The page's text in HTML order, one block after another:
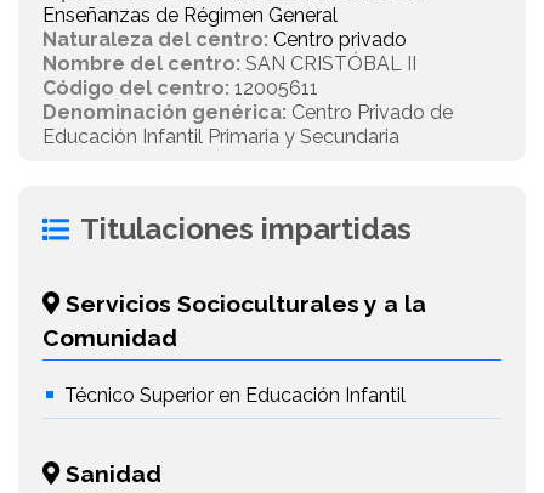
Enseñanzas de Régimen General
Naturaleza del centro: Centro privado
Nombre del centro: SAN CRISTÓBAL II
Código del centro: 12005611
Denominación genérica: Centro Privado de
Educación Infantil Primaria y Secundaria
Titulaciones impartidas
Servicios Socioculturales y a la
Comunidad
Técnico Superior en Educación Infantil
Sanidad